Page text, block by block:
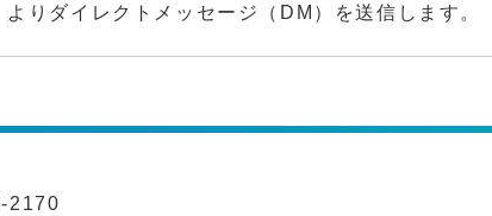
りダイレクトメッセージ（DM）を送信します。
2170